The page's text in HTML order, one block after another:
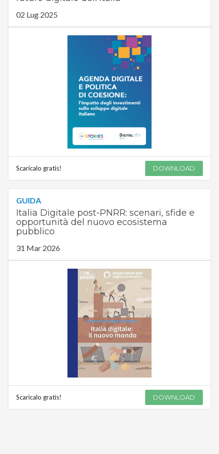
02 Lug 2025
Scaricalo gratis! DOWNLOAD
GUIDA
Italia Digitale post-PNRR: scenari, sfide e
opportunità del nuovo ecosistema
pubblico
31 Mar 2026
Scaricalo gratis! DOWNLOAD